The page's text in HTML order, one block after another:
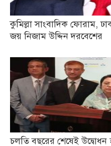
কুমিল্লা সাংবাদিক ফোরাম,
জয় নিজাম উদ্দিন দরবেশের
চলতি বছরের শেষেই উদ্বোধন